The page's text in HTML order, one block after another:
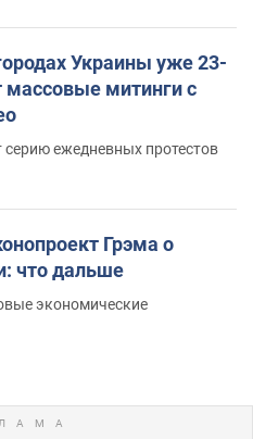
Украины уже 23-
массовые митинги с
ежедневных протестов
Грэма о
что дальше
экономические